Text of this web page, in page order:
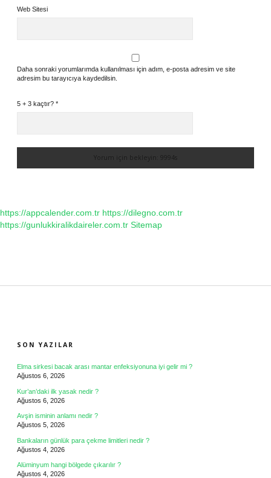
Web Sitesi
Daha sonraki yorumlarımda kullanılması için adım, e-posta adresim ve site
adresim bu tarayıcıya kaydedilsin.
5 + 3 kaçtır? *
https://appcalender.com.tr https://dilegno.com.tr
https://gunlukkiralikdaireler.com.tr Sitemap
SON YAZILAR
Elma sirkesi bacak arası mantar enfeksiyonuna iyi gelir mi ?
Ağustos 6, 2026
Kur’an’daki ilk yasak nedir ?
Ağustos 6, 2026
Avşin isminin anlamı nedir ?
Ağustos 5, 2026
Bankaların günlük para çekme limitleri nedir ?
Ağustos 4, 2026
Alüminyum hangi bölgede çıkarılır ?
Ağustos 4, 2026